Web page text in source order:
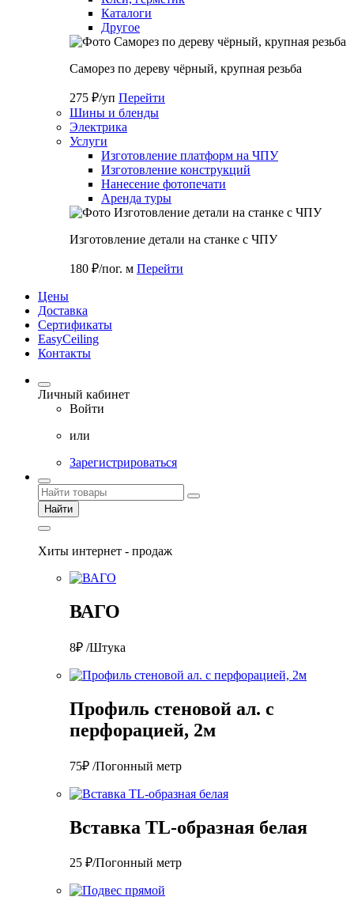
Каталоги
Другое
Саморез по дереву чёрный, крупная резьба
275 ₽/уп Перейти
Шины и бленды
Электрика
Услуги
Изготовление платформ на ЧПУ
Изготовление конструкций
Нанесение фотопечати
Аренда туры
Изготовление детали на станке с ЧПУ
180 ₽/пог. м Перейти
Цены
Доставка
Cертификаты
EasyCeiling
Контакты
Личный кабинет
Войти
или
Зарегистрироваться
Найти
Хиты интернет - продаж
ВАГО
8₽ /Штука
Профиль стеновой ал. с
перфорацией, 2м
75₽ /Погонный метр
Вставка TL-образная белая
25 ₽/Погонный метр